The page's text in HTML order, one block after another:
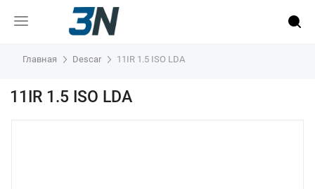
Главная Descar 11IR 1.5 ISO LDA
11IR 1.5 ISO LDA